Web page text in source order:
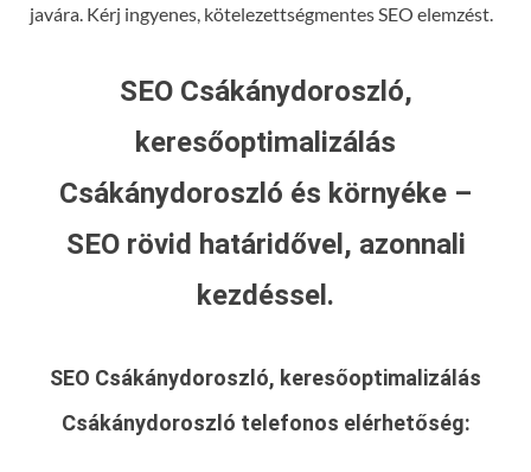
javára. Kérj ingyenes, kötelezettségmentes SEO elemzést.
SEO Csákánydoroszló,
keresőoptimalizálás
Csákánydoroszló és környéke –
SEO rövid határidővel, azonnali
kezdéssel.
SEO Csákánydoroszló, keresőoptimalizálás
Csákánydoroszló telefonos elérhetőség: